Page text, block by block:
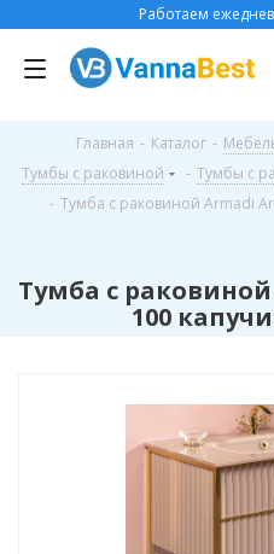
Работаем
Главная - Каталог -
Тумбы с раковиной
- Тумбы с
- Тумба с раковиной Armadi
Тумба с
100